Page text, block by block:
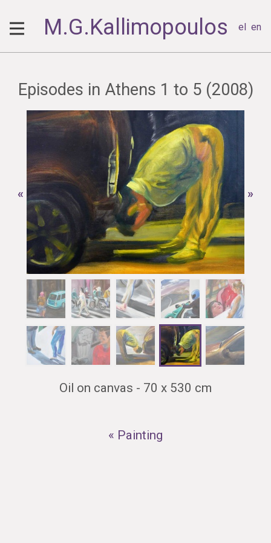
M.G.Kallimopoulos el en
Episodes in Athens 1 to 5 (2008)
« »
Oil on canvas - 70 x 530 cm
« Painting